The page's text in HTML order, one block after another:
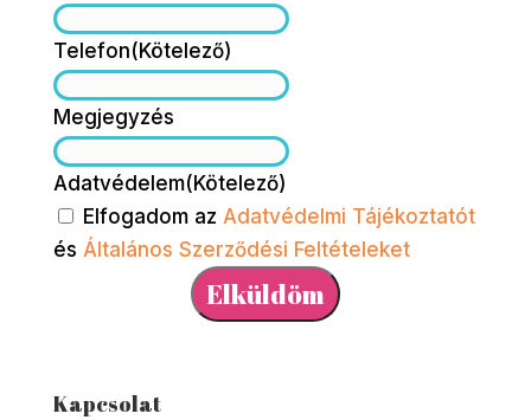
Telefon(Kötelező)
Megjegyzés
Adatvédelem(Kötelező)
Elfogadom az Adatvédelmi Tájékoztatót
és Általános Szerződési Feltételeket
Kapcsolat